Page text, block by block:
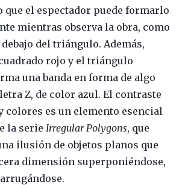
que el espectador puede formarlo
mientras observa la obra, como
del triángulo. Además,
rojo y el triángulo
una banda en forma de algo
Z, de color azul. El contraste
colores es un elemento esencial
la serie Irregular Polygons, que
ilusión de objetos planos que
dimensión superponiéndose,